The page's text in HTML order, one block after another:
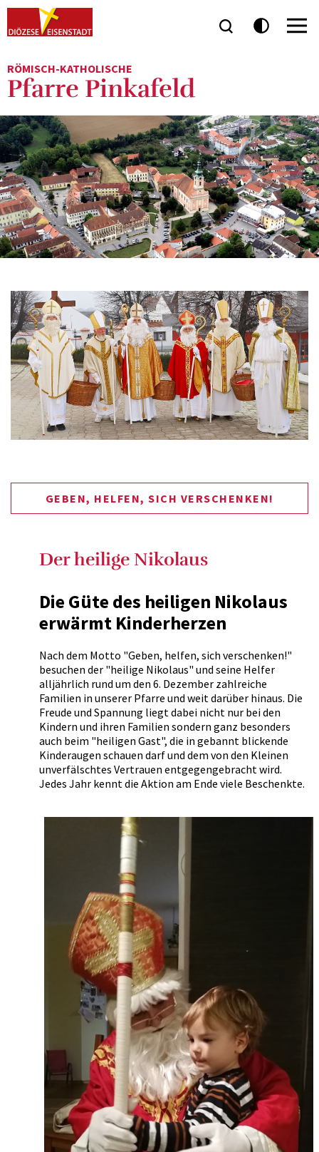
RÖMISCH-KATHOLISCHE
Pfarre Pinkafeld
GEBEN, HELFEN, SICH VERSCHENKEN!
Der heilige Nikolaus
Die Güte des heiligen Nikolaus
erwärmt Kinderherzen
Nach dem Motto "Geben, helfen, sich verschenken!"
besuchen der "heilige Nikolaus" und seine Helfer
alljährlich rund um den 6. Dezember zahlreiche
Familien in unserer Pfarre und weit darüber hinaus. Die
Freude und Spannung liegt dabei nicht nur bei den
Kindern und ihren Familien sondern ganz besonders
auch beim "heiligen Gast", die in gebannt blickende
Kinderaugen schauen darf und dem von den Kleinen
unverfälschtes Vertrauen entgegengebracht wird.
Jedes Jahr kennt die Aktion am Ende viele Beschenkte.